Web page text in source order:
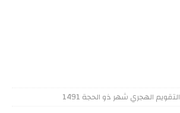
التقويم الهجري شهر ذو الحجة 1491